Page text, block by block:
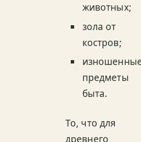
животных;
зола от
костров;
предметы
быта.
То, что для
древнего